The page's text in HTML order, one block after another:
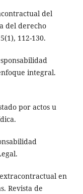
del
del derecho
112-130.
integral.
por actos u
en
Revista de